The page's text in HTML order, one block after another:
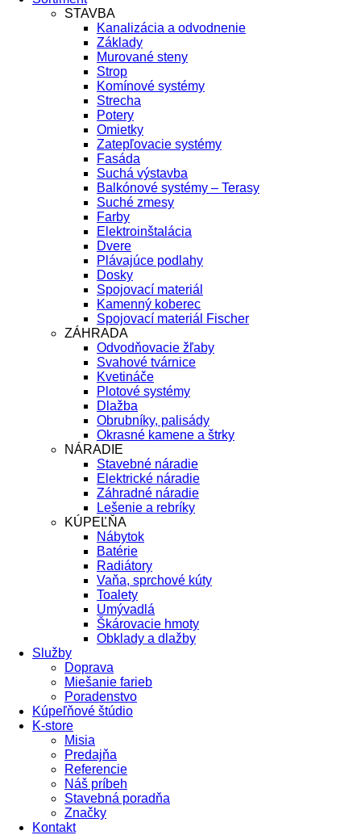
STAVBA
Kanalizácia a odvodnenie
Základy
Murované steny
Strop
Komínové systémy
Strecha
Potery
Omietky
Zatepľovacie systémy
Fasáda
Suchá výstavba
Balkónové systémy – Terasy
Suché zmesy
Farby
Elektroinštalácia
Dvere
Plávajúce podlahy
Dosky
Spojovací materiál
Kamenný koberec
Spojovací materiál Fischer
ZÁHRADA
Odvodňovacie žľaby
Svahové tvárnice
Kvetináče
Plotové systémy
Dlažba
Obrubníky, palisády
Okrasné kamene a štrky
NÁRADIE
Stavebné náradie
Elektrické náradie
Záhradné náradie
Lešenie a rebríky
KÚPEĽŇA
Nábytok
Batérie
Radiátory
Vaňa, sprchové kúty
Toalety
Umývadlá
Škárovacie hmoty
Obklady a dlažby
Služby
Doprava
Miešanie farieb
Poradenstvo
Kúpeľňové štúdio
K-store
Misia
Predajňa
Referencie
Náš príbeh
Stavebná poradňa
Značky
Kontakt